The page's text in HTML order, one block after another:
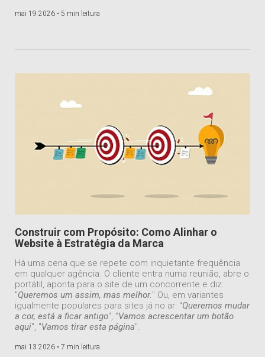
mai 19 2026 • 5 min leitura
Construir com Propósito: Como Alinhar o
Website à Estratégia da Marca
Há uma cena que se repete com inquietante frequência
em qualquer agência. O cliente entra numa reunião, abre o
portátil, aponta para o site de um concorrente e diz:
"Queremos um assim, mas melhor." Ou, em variantes
igualmente populares para sites já no ar: "Queremos mudar
a cor, está a ficar antigo", "Vamos acrescentar um botão
aqui", "Vamos tirar esta página".
mai 13 2026 • 7 min leitura